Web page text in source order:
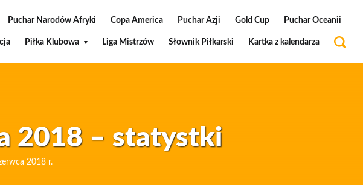
Puchar Narodów Afryki Copa America Puchar Azji Gold Cup Puchar Oceanii
Piłka Klubowa Liga Mistrzów Słownik Piłkarski Kartka z kalendarza
2018 – statystki
2018 r.